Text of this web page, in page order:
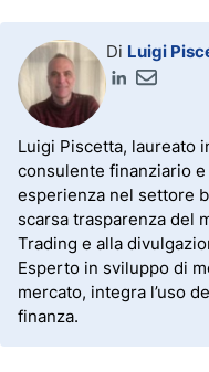
Di Luigi
Luigi Piscetta, laureato
consulente finanziario
esperienza nel settore
scarsa trasparenza del
Trading e alla
Esperto in sviluppo di
mercato, integra l’uso
finanza.